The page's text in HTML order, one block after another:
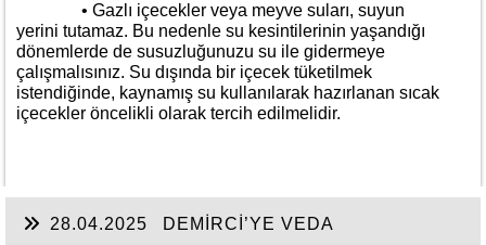
• Gazlı içecekler veya meyve suları, suyun
yerini tutamaz. Bu nedenle su kesintilerinin yaşandığı
dönemlerde de susuzluğunuzu su ile gidermeye
çalışmalısınız. Su dışında bir içecek tüketilmek
istendiğinde, kaynamış su kullanılarak hazırlanan sıcak
içecekler öncelikli olarak tercih edilmelidir.
28.04.2025
DEMİRCİ’YE VEDA